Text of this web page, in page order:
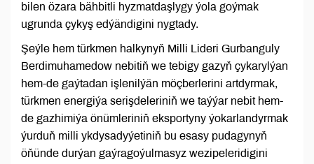
bilen özara bähbitli hyzmatdaşlygy ýola goýmak
ugrunda çykyş edýändigini nygtady.
Şeýle hem türkmen halkynyň Milli Lideri Gurbanguly
Berdimuhamedow nebitiň we tebigy gazyň çykarylýan
hem-de gaýtadan işlenilýän möçberlerini artdyrmak,
türkmen energiýa serişdeleriniň we taýýar nebit hem-
de gazhimiýa önümleriniň eksportyny ýokarlandyrmak
ýurduň milli ykdysadyýetiniň bu esasy pudagynyň
öňünde durýan gaýragoýulmasyz wezipeleridigini